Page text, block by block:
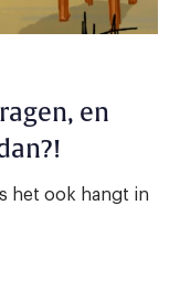
en
het ook hangt in